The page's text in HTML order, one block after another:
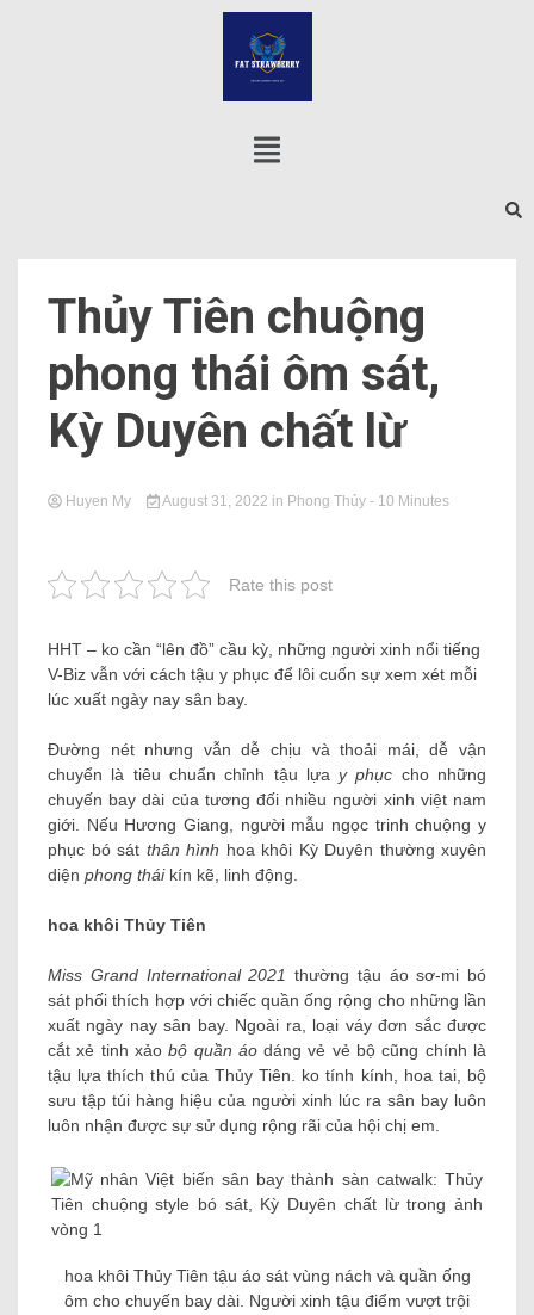
Thủy Tiên chuộng
phong thái ôm sát,
Kỳ Duyên chất lừ
Huyen My August 31, 2022 in Phong Thủy - 10 Minutes
Rate this post
HHT – ko cần “lên đồ” cầu kỳ, những người xinh nổi tiếng
V-Biz vẫn với cách tậu y phục để lôi cuốn sự xem xét mỗi
lúc xuất ngày nay sân bay.
Đường nét nhưng vẫn dễ chịu và thoải mái, dễ vận
chuyển là tiêu chuẩn chỉnh tậu lựay phục cho những
chuyến bay dài của tương đối nhiều người xinh việt nam
giới. Nếu Hương Giang, người mẫu ngọc trinh chuộng y
phục bó sát thân hình hoa khôi Kỳ Duyên thường xuyên
diện phong tháikín kẽ, linh động.
hoa khôi Thủy Tiên
Miss Grand International 2021 thường tậu áo sơ-mi bó
sát phối thích hợp với chiếc quần ống rộng cho những lần
xuất ngày nay sân bay. Ngoài ra, loại váy đơn sắc được
cắt xẻ tinh xảobộ quần áodáng vẻ vẻ bộ cũng chính là
tậu lựa thích thú của Thủy Tiên. ko tính kính, hoa tai, bộ
sưu tập túi hàng hiệu của người xinh lúc ra sân bay luôn
luôn nhận được sự sử dụng rộng rãi của hội chị em.
hoa khôi Thủy Tiên tậu áo sát vùng nách và quần ống
ôm cho chuyến bay dài. Người xinh tậu điểm vượt trội